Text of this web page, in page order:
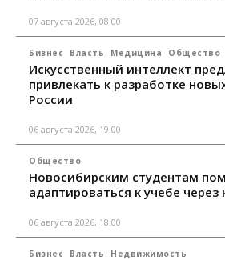
07 августа 2026, 08:00
Бизнес Власть Медицина Общество
Искусственный интеллект
привлекать к разработке
России
06 августа 2026, 19:00
Общество
Новосибирским студентам
адаптироваться к учебе через
06 августа 2026, 18:00
Бизнес Власть Недвижимость